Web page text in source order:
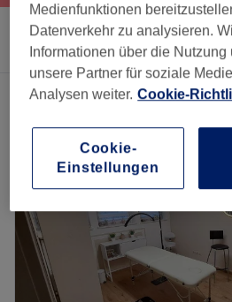
Sortieren nach Beliebiger
Ein Salon, der anbietet: pediküre in der
Medienfunktionen
Datenverkehr zu analysieren.
Informationen über die
unsere Partner für soziale
Analysen weiter. Cookie-
Cookie-
Einstellungen